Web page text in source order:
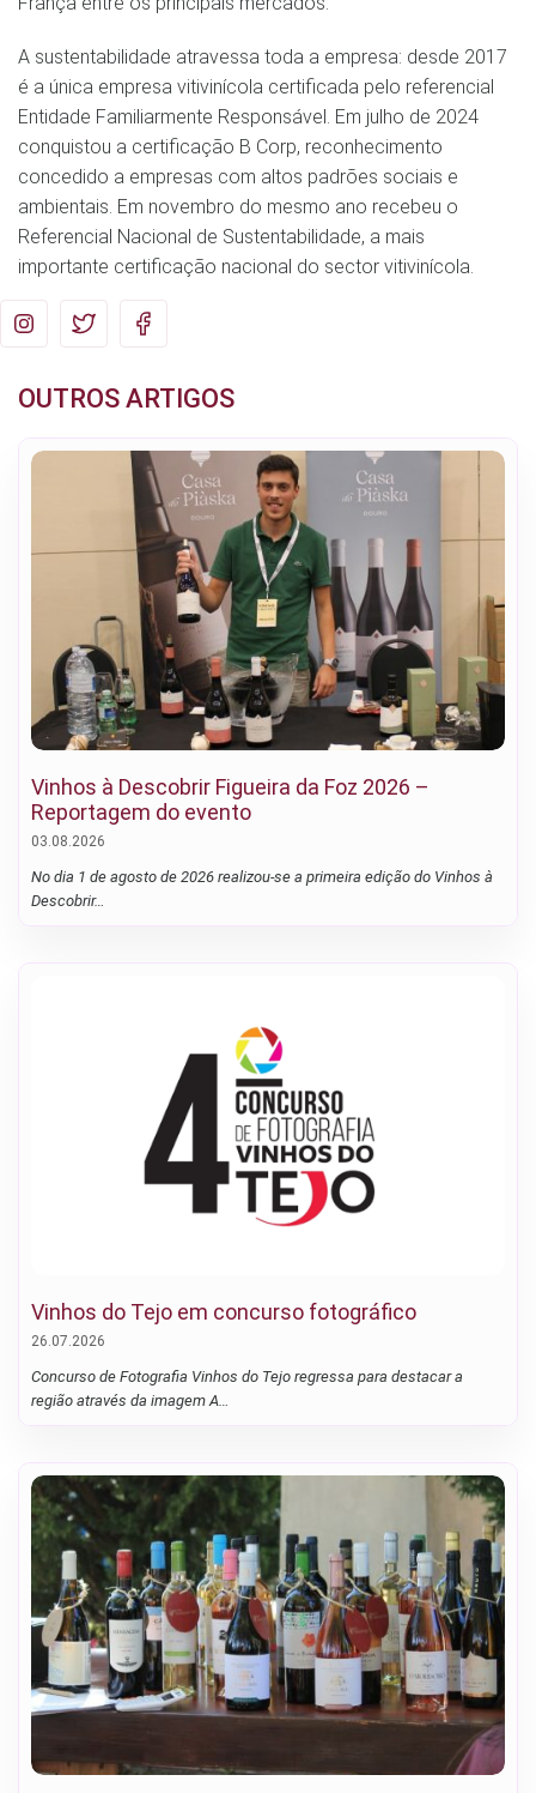
A sustentabilidade atravessa toda a empresa: desde 2017
é a única empresa vitivinícola certificada pelo referencial
Entidade Familiarmente Responsável. Em julho de 2024
conquistou a certificação B Corp, reconhecimento
concedido a empresas com altos padrões sociais e
ambientais. Em novembro do mesmo ano recebeu o
Referencial Nacional de Sustentabilidade, a mais
importante certificação nacional do sector vitivinícola.
OUTROS ARTIGOS
Vinhos à Descobrir Figueira da Foz 2026 –
Reportagem do evento
03.08.2026
No dia 1 de agosto de 2026 realizou-se a primeira edição do Vinhos à
Descobrir…
Vinhos do Tejo em concurso fotográfico
26.07.2026
Concurso de Fotografia Vinhos do Tejo regressa para destacar a
região através da imagem A…